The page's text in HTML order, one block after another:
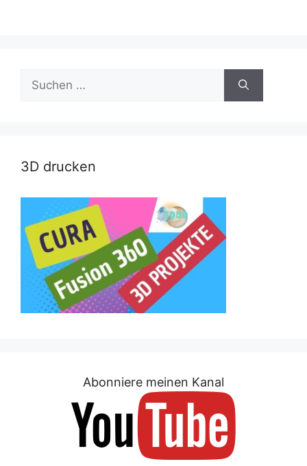
nach:
3D drucken
Abonniere meinen Kanal